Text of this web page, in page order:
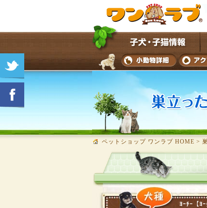
ペットショップ ワンラブ HOME >
ﾖｰﾁｰ【ﾖｰ